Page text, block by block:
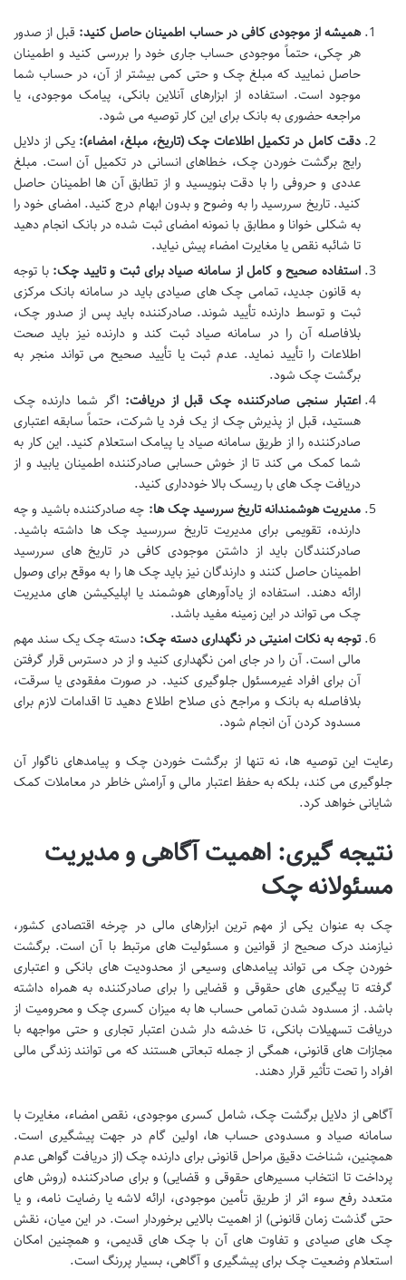
همیشه از موجودی کافی در حساب اطمینان حاصل کنید: قبل از صدور
هر چکی، حتماً موجودی حساب جاری خود را بررسی کنید و اطمینان
حاصل نمایید که مبلغ چک و حتی کمی بیشتر از آن، در حساب شما
موجود است. استفاده از ابزارهای آنلاین بانکی، پیامک موجودی، یا
مراجعه حضوری به بانک برای این کار توصیه می شود.
دقت کامل در تکمیل اطلاعات چک (تاریخ، مبلغ، امضاء): یکی از دلایل
رایج برگشت خوردن چک، خطاهای انسانی در تکمیل آن است. مبلغ
عددی و حروفی را با دقت بنویسید و از تطابق آن ها اطمینان حاصل
کنید. تاریخ سررسید را به وضوح و بدون ابهام درج کنید. امضای خود را
به شکلی خوانا و مطابق با نمونه امضای ثبت شده در بانک انجام دهید
تا شائبه نقص یا مغایرت امضاء پیش نیاید.
استفاده صحیح و کامل از سامانه صیاد برای ثبت و تایید چک: با توجه
به قانون جدید، تمامی چک های صیادی باید در سامانه بانک مرکزی
ثبت و توسط دارنده تأیید شوند. صادرکننده باید پس از صدور چک،
بلافاصله آن را در سامانه صیاد ثبت کند و دارنده نیز باید صحت
اطلاعات را تأیید نماید. عدم ثبت یا تأیید صحیح می تواند منجر به
برگشت چک شود.
اعتبار سنجی صادرکننده چک قبل از دریافت: اگر شما دارنده چک
هستید، قبل از پذیرش چک از یک فرد یا شرکت، حتماً سابقه اعتباری
صادرکننده را از طریق سامانه صیاد یا پیامک استعلام کنید. این کار به
شما کمک می کند تا از خوش حسابی صادرکننده اطمینان یابید و از
دریافت چک های با ریسک بالا خودداری کنید.
مدیریت هوشمندانه تاریخ سررسید چک ها: چه صادرکننده باشید و چه
دارنده، تقویمی برای مدیریت تاریخ سررسید چک ها داشته باشید.
صادرکنندگان باید از داشتن موجودی کافی در تاریخ های سررسید
اطمینان حاصل کنند و دارندگان نیز باید چک ها را به موقع برای وصول
ارائه دهند. استفاده از یادآورهای هوشمند یا اپلیکیشن های مدیریت
چک می تواند در این زمینه مفید باشد.
توجه به نکات امنیتی در نگهداری دسته چک: دسته چک یک سند مهم
مالی است. آن را در جای امن نگهداری کنید و از در دسترس قرار گرفتن
آن برای افراد غیرمسئول جلوگیری کنید. در صورت مفقودی یا سرقت،
بلافاصله به بانک و مراجع ذی صلاح اطلاع دهید تا اقدامات لازم برای
مسدود کردن آن انجام شود.
رعایت این توصیه ها، نه تنها از برگشت خوردن چک و پیامدهای ناگوار آن
جلوگیری می کند، بلکه به حفظ اعتبار مالی و آرامش خاطر در معاملات کمک
شایانی خواهد کرد.
نتیجه گیری: اهمیت آگاهی و مدیریت
مسئولانه چک
چک به عنوان یکی از مهم ترین ابزارهای مالی در چرخه اقتصادی کشور،
نیازمند درک صحیح از قوانین و مسئولیت های مرتبط با آن است. برگشت
خوردن چک می تواند پیامدهای وسیعی از محدودیت های بانکی و اعتباری
گرفته تا پیگیری های حقوقی و قضایی را برای صادرکننده به همراه داشته
باشد. از مسدود شدن تمامی حساب ها به میزان کسری چک و محرومیت از
دریافت تسهیلات بانکی، تا خدشه دار شدن اعتبار تجاری و حتی مواجهه با
مجازات های قانونی، همگی از جمله تبعاتی هستند که می توانند زندگی مالی
افراد را تحت تأثیر قرار دهند.
آگاهی از دلایل برگشت چک، شامل کسری موجودی، نقص امضاء، مغایرت با
سامانه صیاد و مسدودی حساب ها، اولین گام در جهت پیشگیری است.
همچنین، شناخت دقیق مراحل قانونی برای دارنده چک (از دریافت گواهی عدم
پرداخت تا انتخاب مسیرهای حقوقی و قضایی) و برای صادرکننده (روش های
متعدد رفع سوء اثر از طریق تأمین موجودی، ارائه لاشه یا رضایت نامه، و یا
حتی گذشت زمان قانونی) از اهمیت بالایی برخوردار است. در این میان، نقش
چک های صیادی و تفاوت های آن با چک های قدیمی، و همچنین امکان
استعلام وضعیت چک برای پیشگیری و آگاهی، بسیار پررنگ است.